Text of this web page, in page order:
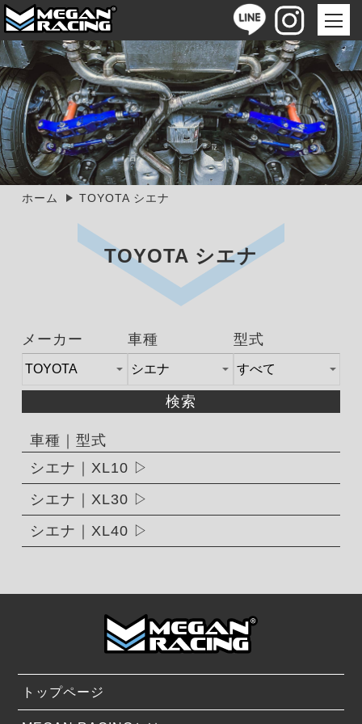
ホーム TOYOTA シエナ
TOYOTA シエナ
メーカー 車種 型式
検索
車種｜型式
シエナ｜XL10
シエナ｜XL30
シエナ｜XL40
トップページ